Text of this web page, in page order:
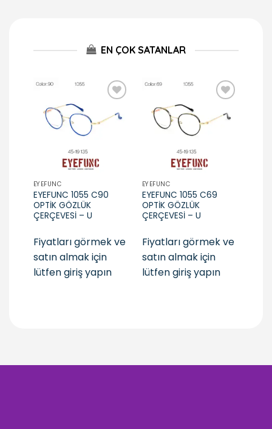
EN ÇOK SATANLAR
EYEFUNC
EYEFUNC 1055 C90
OPTİK GÖZLÜK
ÇERÇEVESİ – U
Fiyatları görmek ve
satın almak için
lütfen giriş yapın
EYEFUNC
EYEFUNC 1055 C69
OPTİK GÖZLÜK
ÇERÇEVESİ – U
Fiyatları görmek ve
satın almak için
lütfen giriş yapın